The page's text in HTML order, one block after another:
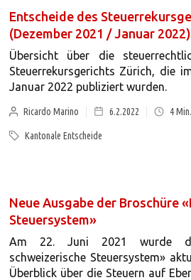
Entscheide des
(Dezember 2021 / Januar 2022)
Übersicht über die
Steuerrekursgerichts Zürich, die
Januar 2022 publiziert wurden.
Ricardo Marino 6.2.2022 4
Kantonale Entscheide
Neue Ausgabe der Broschüre
Steuersystem»
Am 22. Juni 2021 wurde
schweizerische Steuersystem»
Überblick über die Steuern auf